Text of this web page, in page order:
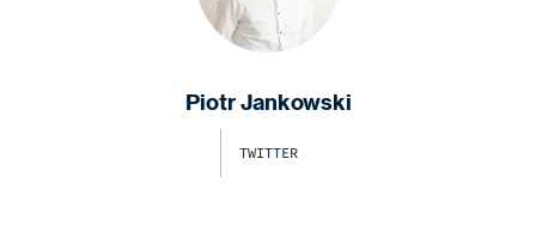
Piotr Jankowski
TWITTER